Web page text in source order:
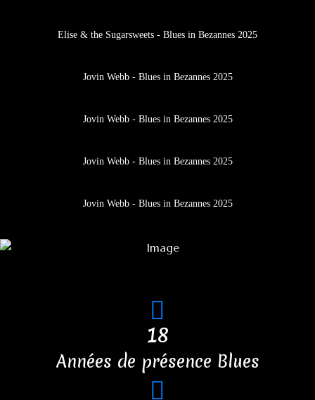
Elise & the Sugarsweets - Blues in Bezannes 2025
Jovin Webb - Blues in Bezannes 2025
Jovin Webb - Blues in Bezannes 2025
Jovin Webb - Blues in Bezannes 2025
Jovin Webb - Blues in Bezannes 2025
18
Années de présence Blues